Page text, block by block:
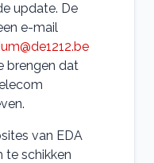
update. De
e-mail
brengen dat
van EDA
te schikken